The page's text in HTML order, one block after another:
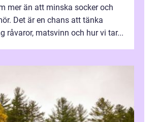
mer än att minska socker och
Det är en chans att tänka
råvaror, matsvinn och hur vi tar...